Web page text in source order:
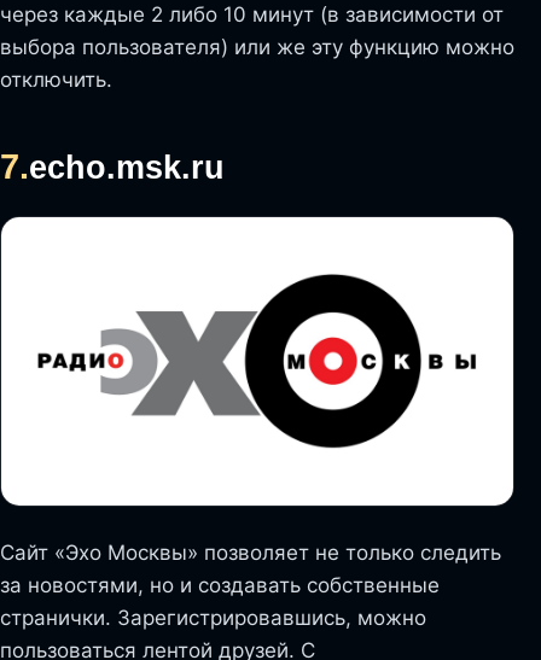
через каждые 2 либо 10 минут (в зависимости от
выбора пользователя) или же эту функцию можно
отключить.
7.echo.msk.ru
Сайт «Эхо Москвы» позволяет не только следить
за новостями, но и создавать собственные
странички. Зарегистрировавшись, можно
пользоваться лентой друзей. С